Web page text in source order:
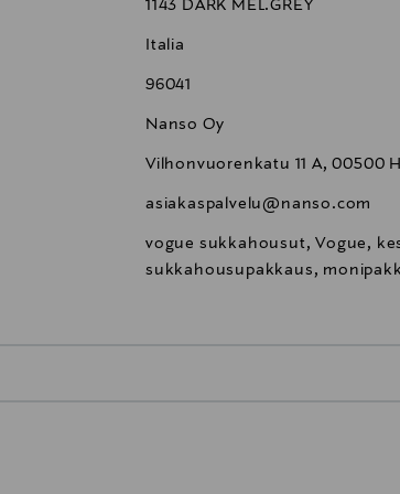
1143 DARK MEL.GREY
Italia
96041
Nanso Oy
Vilhonvuorenkatu 11 A, 00500
asiakaspalvelu@nanso.com
vogue sukkahousut, Vogue,
sukkahousupakkaus,